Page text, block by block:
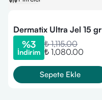
Dermatix Ultra Jel 15 gr
%3
İndirim
₺ 1,115.00
₺ 1,080.00
Sepete Ekle